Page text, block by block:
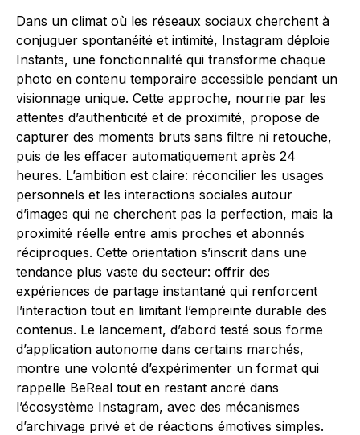
Dans un climat où les réseaux sociaux cherchent à
conjuguer spontanéité et intimité, Instagram déploie
Instants, une fonctionnalité qui transforme chaque
photo en contenu temporaire accessible pendant un
visionnage unique. Cette approche, nourrie par les
attentes d’authenticité et de proximité, propose de
capturer des moments bruts sans filtre ni retouche,
puis de les effacer automatiquement après 24
heures. L’ambition est claire: réconcilier les usages
personnels et les interactions sociales autour
d’images qui ne cherchent pas la perfection, mais la
proximité réelle entre amis proches et abonnés
réciproques. Cette orientation s’inscrit dans une
tendance plus vaste du secteur: offrir des
expériences de partage instantané qui renforcent
l’interaction tout en limitant l’empreinte durable des
contenus. Le lancement, d’abord testé sous forme
d’application autonome dans certains marchés,
montre une volonté d’expérimenter un format qui
rappelle BeReal tout en restant ancré dans
l’écosystème Instagram, avec des mécanismes
d’archivage privé et de réactions émotives simples.